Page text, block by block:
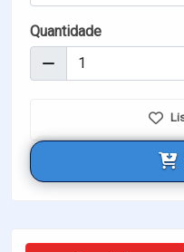
Quantidade